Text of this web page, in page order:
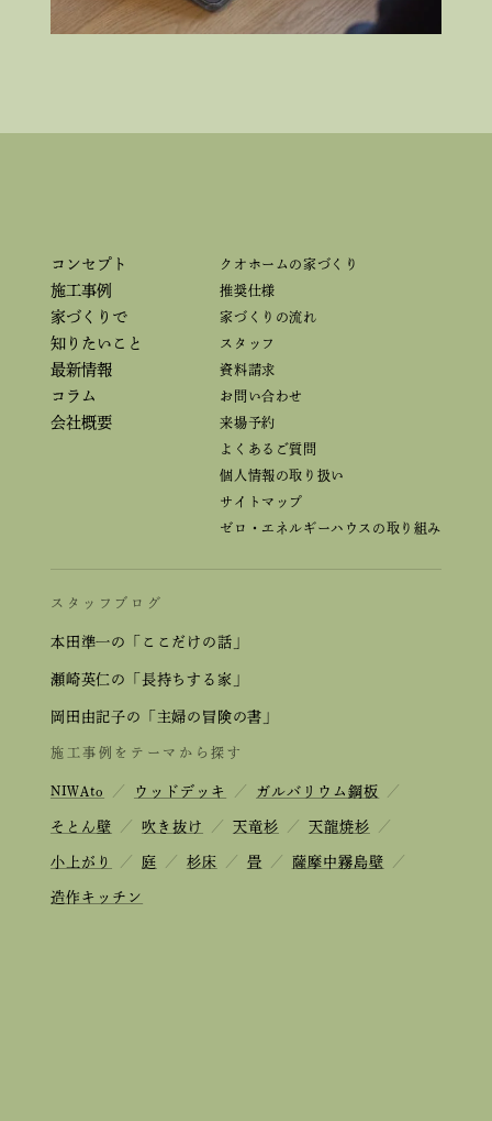
コンセプト
施工事例
家づくりで
知りたいこと
最新情報
コラム
会社概要
クオホームの家づくり
推奨仕様
家づくりの流れ
スタッフ
資料請求
お問い合わせ
来場予約
よくあるご質問
個人情報の取り扱い
サイトマップ
ゼロ・エネルギーハウスの取り組み
スタッフブログ
本田準一の「ここだけの話」
瀬崎英仁の「長持ちする家」
岡田由記子の「主婦の冒険の書」
施工事例をテーマから探す
NIWAto ／ ウッドデッキ ／ ガルバリウム鋼板 ／
そとん壁 ／ 吹き抜け ／ 天竜杉 ／ 天龍焼杉 ／
小上がり ／ 庭 ／ 杉床 ／ 畳 ／ 薩摩中霧島壁 ／
造作キッチン